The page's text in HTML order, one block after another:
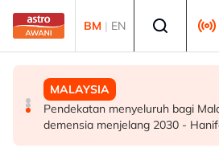
Skip to main content
BM | EN
DUNIA
Kebakaran hutan di Gunung
sokongan udara digerakkan
DUNIA
Jerman naikkan anggaran
kepada hampir 12,000
MALAYSIA
Pendekatan menyeluruh bagi
demensia menjelang 2030 -